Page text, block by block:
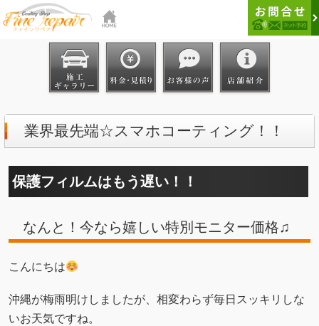
業界最先端☆スマホコーティング！！
保護フィルムはもう遅い！！
なんと！今なら嬉しい特別モニター価格♫
こんにちは
沖縄が梅雨明けしましたが、相変わらず毎日スッキリしな
いお天気ですね。